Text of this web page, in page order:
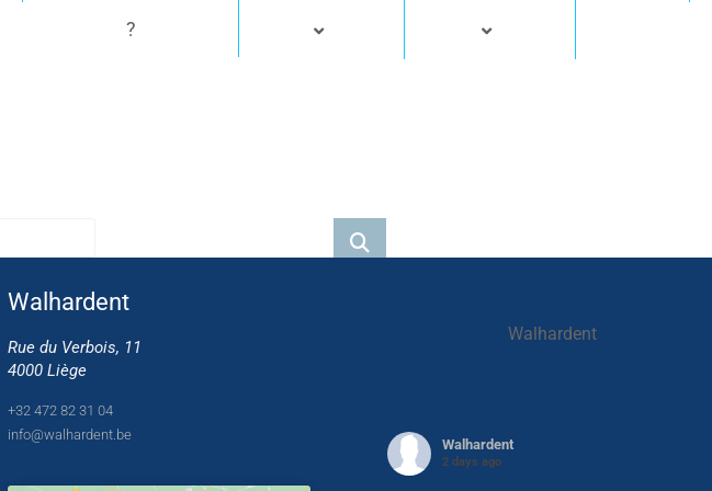
?
Walhardent
Rue du Verbois, 11
4000 Liège
+32 472 82 31 04
info@walhardent.be
Walhardent
Walhardent
2 days ago